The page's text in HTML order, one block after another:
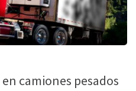
camiones pesados